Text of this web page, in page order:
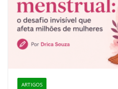
ARTIGOS